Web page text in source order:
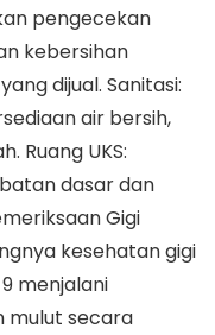
pengecekan
kebersihan
dijual. Sanitasi:
air bersih,
Ruang UKS:
dasar dan
Gigi
kesehatan gigi
menjalani
mulut secara